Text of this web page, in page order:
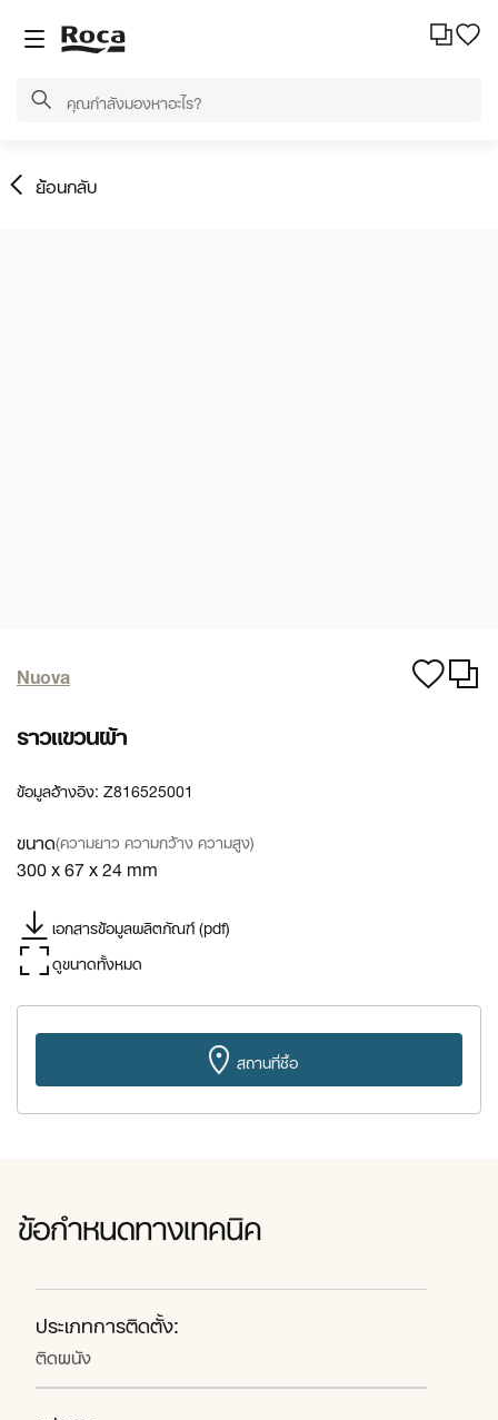
ย้อนกลับ
Nuova
ราวแขวนผ้า
ข้อมูลอ้างอิง:Z816525001
ขนาด(ความยาว ความกว้าง ความสูง)
300 x 67 x 24 mm
เอกสารข้อมูลผลิตภัณฑ์ (pdf)
ดูขนาดทั้งหมด
สถานที่ซื้อ
ข้อกำหนดทางเทคนิค
ประเภทการติดตั้ง:
ติดผนัง